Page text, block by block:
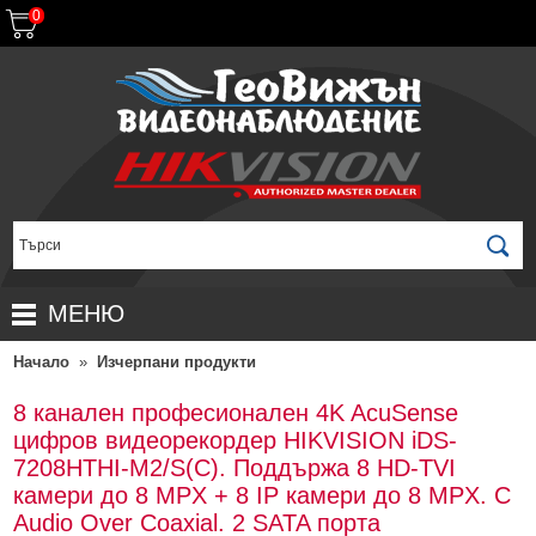
0
МЕНЮ
НАЧАЛО
ПРОДУКТИ
ПРОМОЦИИ
НОВИ ПРОДУКТИ
КОМПЛЕКТИ ЗА ВИДЕОНАБЛЮДЕНИЕ
ЗА ДИСТРИБУТОРИ
ГАРАНЦИОННИ УСЛОВИЯ
ДОСТАВКИ
Начало » Изчерпани продукти
8 канален професионален 4K AcuSense
цифров видеорекордер HIKVISION iDS-
7208HTHI-M2/S(C). Поддържа 8 HD-TVI
камери до 8 MPX + 8 IP камери до 8 MPX. С
Audio Over Coaxial. 2 SATA порта